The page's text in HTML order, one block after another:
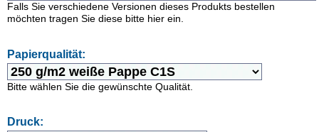
Falls Sie verschiedene Versionen dieses Produkts bestellen
möchten tragen Sie diese bitte hier ein.
Papierqualität:
Bitte wählen Sie die gewünschte Qualität.
Druck: